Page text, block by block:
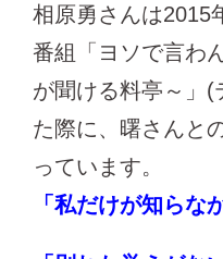
相原勇さんは2015
番組「ヨソで言わ
が聞ける料亭～」(
た際に、曙さんと
っています。
「私だけが知らな